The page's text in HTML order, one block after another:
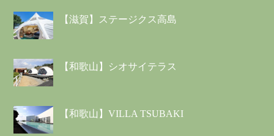
【滋賀】ステージクス高島
【和歌山】シオサイテラス
【和歌山】VILLA TSUBAKI